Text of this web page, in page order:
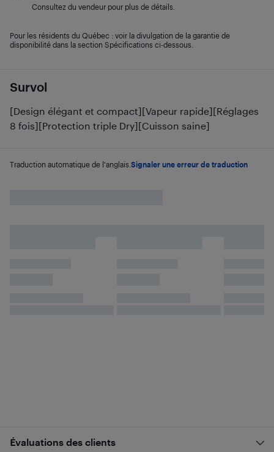
Survol
[Design élégant et compact][Vapeur rapide][Réglages
8 fois][Protection triple Dry][Cuisson saine]
Traduction automatique de l'anglais. Signaler une erreur de traduction
Consultez du vendeur pour plus de détails.
Pour les résidents du Québec : voir la divulgation de la garantie de
disponibilité dans la section Spécifications ci-dessous.
Évaluations des clients